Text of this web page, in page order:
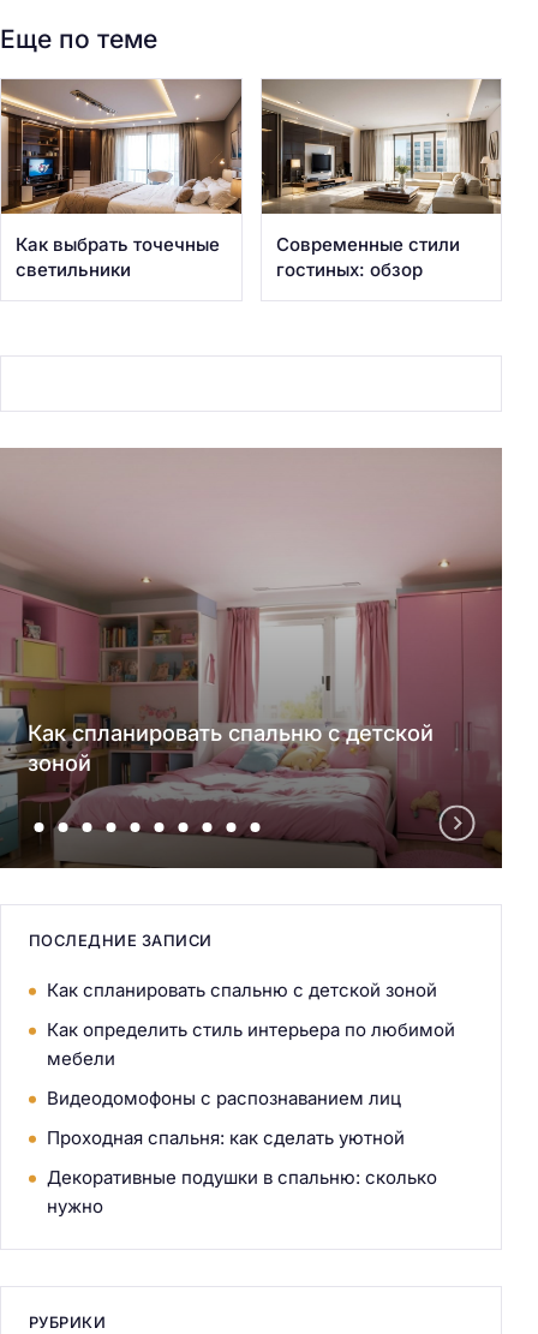
Еще по теме
Как выбрать точечные
светильники
Современные стили
гостиных: обзор
Как спланировать спальню с детской
зоной
ПОСЛЕДНИЕ ЗАПИСИ
Как спланировать спальню с детской зоной
Как определить стиль интерьера по любимой
мебели
Видеодомофоны с распознаванием лиц
Проходная спальня: как сделать уютной
Декоративные подушки в спальню: сколько
нужно
РУБРИКИ